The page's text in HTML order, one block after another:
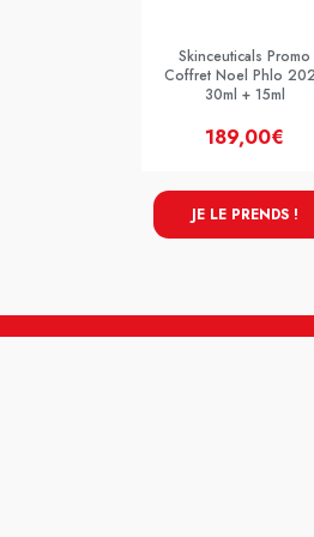
Skinceuticals Promo
Coffret Noel Phlo
30ml + 15ml
189,00€
JE LE PRENDS !